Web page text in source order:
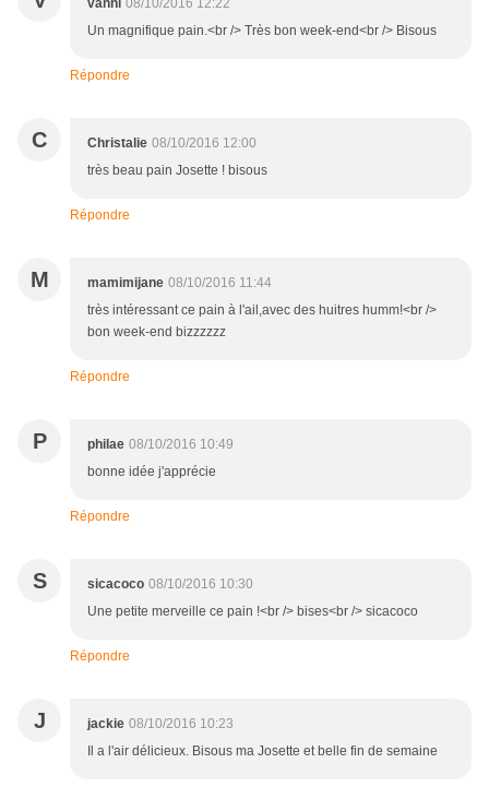
vanni 08/10/2016 12:22
Un magnifique pain.<br /> Très bon week-end<br /> Bisous
Répondre
C Christalie 08/10/2016 12:00
très beau pain Josette ! bisous
Répondre
M mamimijane 08/10/2016 11:44
très intéressant ce pain à l'ail,avec des huitres humm!<br />
bon week-end bizzzzzz
Répondre
P philae 08/10/2016 10:49
bonne idée j'apprécie
Répondre
S sicacoco 08/10/2016 10:30
Une petite merveille ce pain !<br /> bises<br /> sicacoco
Répondre
J jackie 08/10/2016 10:23
Il a l'air délicieux. Bisous ma Josette et belle fin de semaine